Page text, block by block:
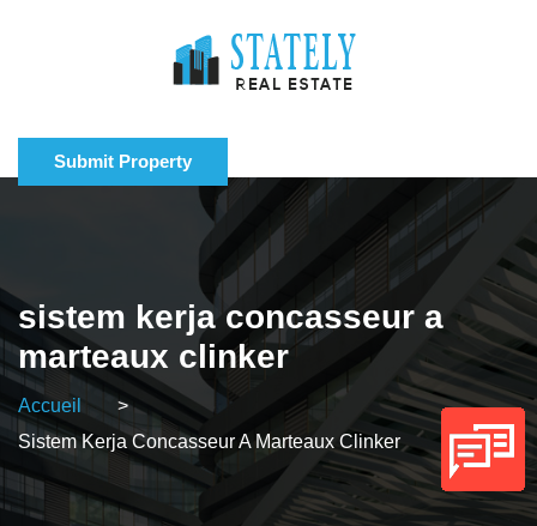
Submit Property
sistem kerja concasseur a
marteaux clinker
Accueil
>
Sistem Kerja Concasseur A Marteaux Clinker